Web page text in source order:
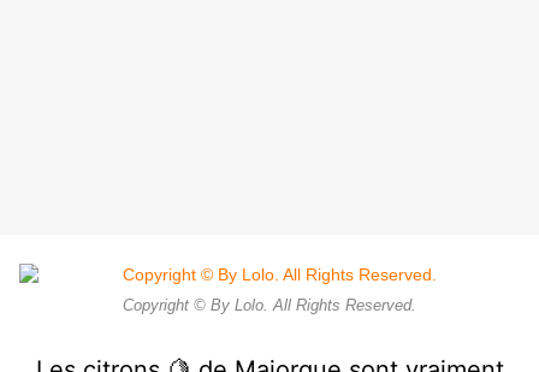
Copyright © By Lolo. All Rights Reserved.